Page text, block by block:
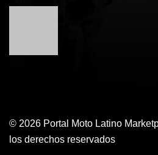
© 2026 Portal Moto Latino